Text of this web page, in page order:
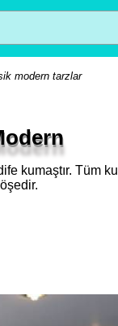
modern tarzlar
kumaştır. Tüm